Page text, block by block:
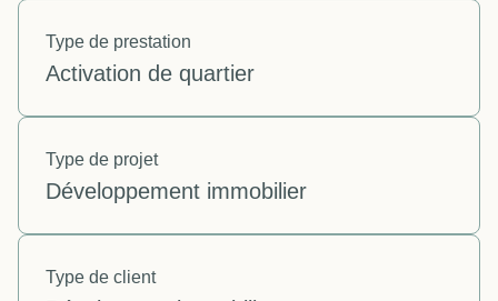
Type de prestation
Activation de quartier
Type de projet
Développement immobilier
Type de client